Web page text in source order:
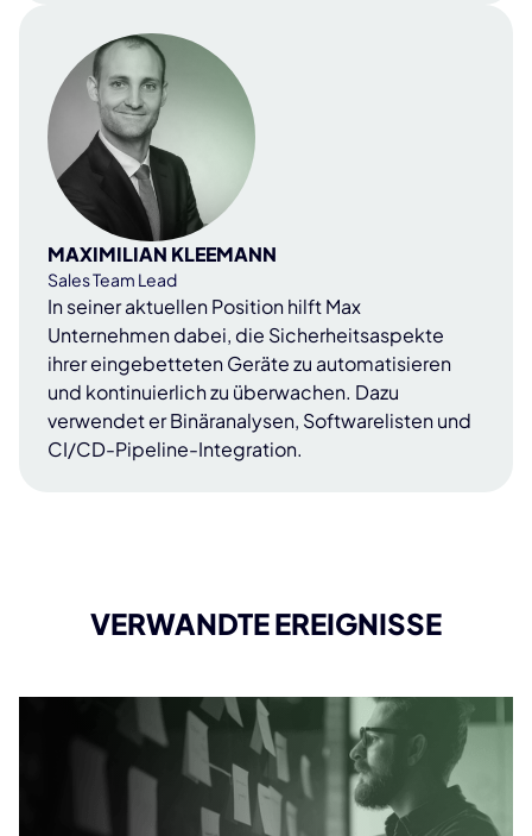
MAXIMILIAN KLEEMANN
Sales Team Lead
In seiner aktuellen Position hilft Max
Unternehmen dabei, die Sicherheitsaspekte
ihrer eingebetteten Geräte zu automatisieren
und kontinuierlich zu überwachen. Dazu
verwendet er Binäranalysen, Softwarelisten und
CI/CD-Pipeline-Integration.
VERWANDTE EREIGNISSE